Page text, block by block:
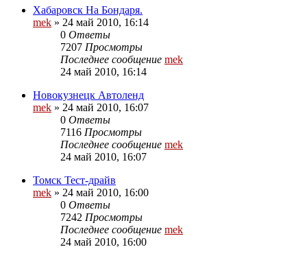
Хабаровск На Бондаря.
mek » 24 май 2010, 16:14
0 Ответы
7207 Просмотры
Последнее сообщение mek
24 май 2010, 16:14
Новокузнецк Автоленд
mek » 24 май 2010, 16:07
0 Ответы
7116 Просмотры
Последнее сообщение mek
24 май 2010, 16:07
Томск Тест-драйв
mek » 24 май 2010, 16:00
0 Ответы
7242 Просмотры
Последнее сообщение mek
24 май 2010, 16:00